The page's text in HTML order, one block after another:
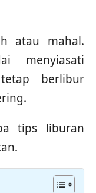
atau mahal.
menyiasati
berlibur
tips liburan